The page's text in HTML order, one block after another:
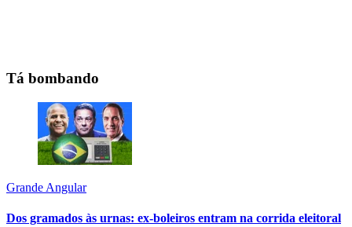
Tá bombando
Grande Angular
Dos gramados às urnas: ex-boleiros entram na corrida eleitoral